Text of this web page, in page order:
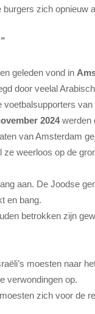
burgers zich opnieuw
geleden vond in
door veelal
voetbalsupporters van
2024werden
van Amsterdam
weerloos op de
aan. De Joodse
en bang.
betrokken zijn
moesten naar
verwondingen op.
zich voor de